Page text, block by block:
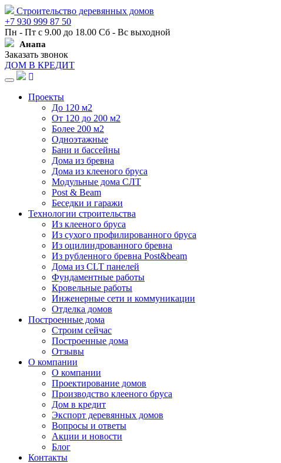
Строительство деревянных домов
+7 930 999 87 50
Пн - Пт с 9.00 до 18.00 Сб - Вс выходной
Анапа
Заказать звонок
ДОМ В КРЕДИТ
Навигация
Проекты
До 120 м2
От 120 до 200 м2
Более 200 м2
Одноэтажные
Бани и бассейны
Дома из бревна
Дома из клееного бруса
Модульные дома СЛТ
Post & Beam
Беседки и гаражи
Технологии строительства
Из клееного бруса
Из сухого профилированного бруса
Из оцилиндрованного бревна
Из рубленного бревна Post&beam
Дома из CLT панелей
Фундаментные работы
Кровельные работы
Инженерные сети и коммуникации
Отделка домов
Построенные дома
Строим сейчас
Построенные дома
Отзывы
О компании
О компании
Проектирование домов
Производство клееного бруса
Дом в кредит
Экспорт деревянных домов
Вопросы и ответы
Акции и новости
Блог
Контакты